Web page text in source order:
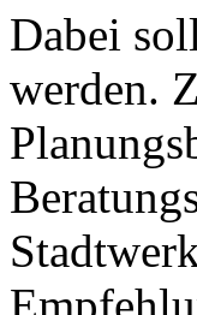
Dabei
werden.